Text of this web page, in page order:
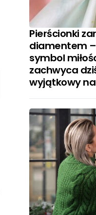
Pierścionki
diamentem
symbol
zachwyca
wyjątkowy na